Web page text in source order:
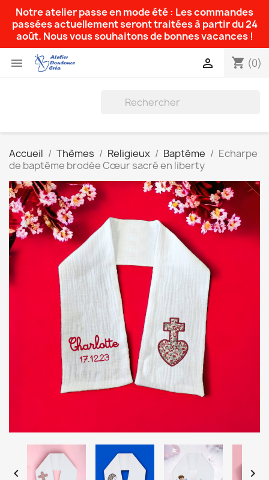
Notre atelier passe en mode été : Les commandes
passées actuellement seront traitées à partir du 24
août. Nous vous souhaitons de bonnes vacances !
 shopping_cart (0)

Accueil Thèmes Religieux Baptême
Echarpe
de baptême brodée Cœur sacré en liberty
 